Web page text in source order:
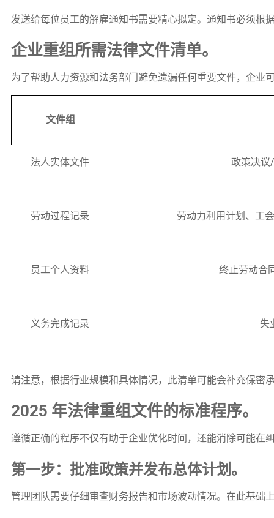
发送给每位员工的解雇通知书需要精心拟定。通知书必须根
企业重组所需法律文件清单。
为了帮助人力资源和法务部门避免遗漏任何重要文件，企业
文件组
法人实体文件 政策决议
劳动过程记录 劳动力利用计划、工
员工个人资料 终止劳动合
义务完成记录 失
请注意，根据行业规模和具体情况，此清单可能会补充保密
2025 年法律重组文件的标准程序。
遵循正确的程序不仅有助于企业优化时间，还能消除可能在
第一步：批准政策并发布总体计划。
管理团队需要仔细审查财务报告和市场波动情况。在此基础